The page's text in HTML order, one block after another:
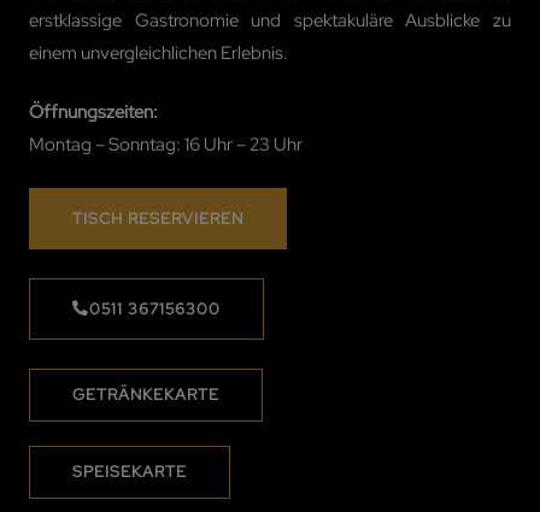
erstklassige Gastronomie und spektakuläre Ausblicke zu
einem unvergleichlichen Erlebnis.
Öffnungszeiten:
Montag – Sonntag: 16 Uhr – 23 Uhr
TISCH RESERVIEREN
0511 367156300
SPEISEKARTE
GETRÄNKEKARTE